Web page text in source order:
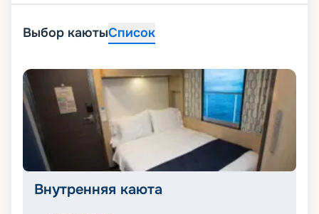
Выбор каютыСписок
Внутренняя каюта